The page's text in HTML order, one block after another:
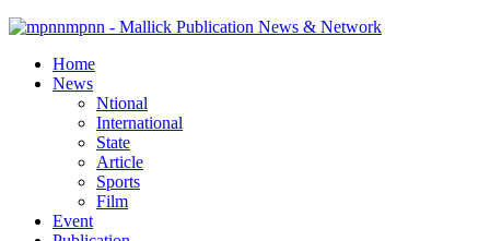
mpnn - Mallick Publication News & Network
Home
News
Ntional
International
State
Article
Sports
Film
Event